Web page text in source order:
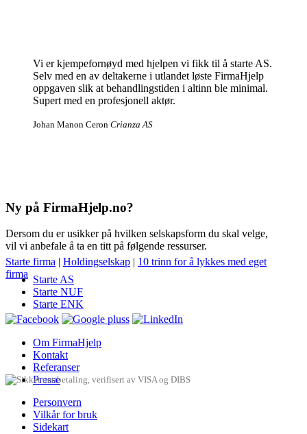
Vi er kjempefornøyd med hjelpen vi fikk til å starte AS.
Selv med en av deltakerne i utlandet løste FirmaHjelp
oppgaven slik at behandlingstiden i altinn ble minimal.
Supert med en profesjonell aktør.
Johan Manon Ceron Crianza AS
Ny på FirmaHjelp.no?
Dersom du er usikker på hvilken selskapsform du skal velge,
vil vi anbefale å ta en titt på følgende ressurser.
Starte firma | Holdingselskap | 10 trinn for å lykkes med eget
firma Starte AS
Starte NUF
Starte ENK
Om FirmaHjelp
Kontakt
Referanser
Presse
Personvern
Vilkår for bruk
Sidekart